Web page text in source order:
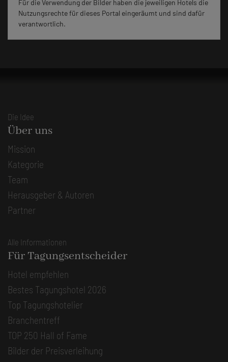
Für die Verwendung der Bilder haben die jeweiligen Hotels die
Nutzungsrechte für dieses Portal eingeräumt und sind dafür
verantwortlich.
Die Idee
Über uns
Mission
Kategorie
Team
Herausgeber & Autoren
Partner
Alle Informationen
Für Tagungsentscheider
Hotel empfehlen
Bestes Tagungshotel 2026
Top Tagungshotelier
Branchentreff
TOP 250 Hall of Fame
Bilder der Preisverleihung